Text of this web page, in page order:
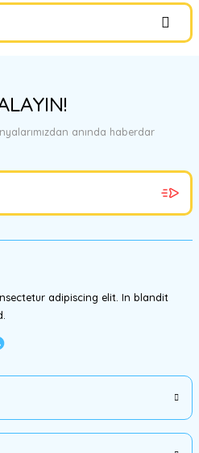
ederiz.
görüntülenemiyor.
anında haberdar
adipiscing elit. In blandit